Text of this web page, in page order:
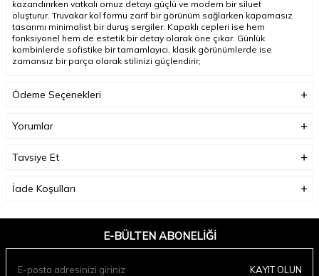
kazandırırken vatkalı omuz detayı güçlü ve modern bir siluet
oluşturur. Truvakar kol formu zarif bir görünüm sağlarken kapamasız
tasarımı minimalist bir duruş sergiler. Kapaklı cepleri ise hem
fonksiyonel hem de estetik bir detay olarak öne çıkar. Günlük
kombinlerde sofistike bir tamamlayıcı, klasik görünümlerde ise
zamansız bir parça olarak stilinizi güçlendirir;
Model Ölçüleri(cm) :Boy - 176, Göğüs - 84, Bel – 61, Kalça - 89;
Numune Beden:
Ödeme Seçenekleri
Yorumlar
Tavsiye Et
İade Koşulları
E-BÜLTEN ABONELIĞI
KAYIT OLUN